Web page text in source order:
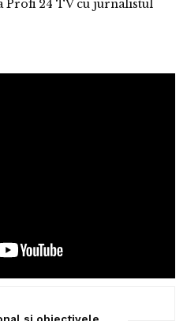
Profi 24 TV cu jurnalistul